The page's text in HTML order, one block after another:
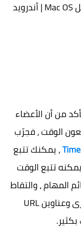
متوفر على: Windows | نظام التشغيل Mac OS | أندرويد
من أن الأعضاء
الوقت ، فجرّب
، يمكنك تتبع
تتبع الوقت
المهام ، والتقاط
لقطات شاشة ، وتتبع التطبيقات الأخرى وعناوين URL